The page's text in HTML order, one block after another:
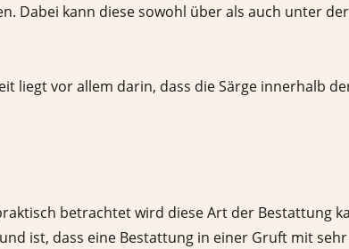
Dabei kann diese sowohl über als auch unter
liegt vor allem darin, dass die Särge innerhalb
betrachtet wird diese Art der Bestattung
ist, dass eine Bestattung in einer Gruft mit